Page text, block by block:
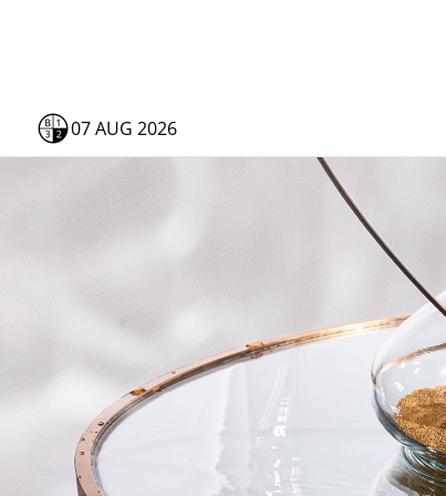
07 AUG 2026